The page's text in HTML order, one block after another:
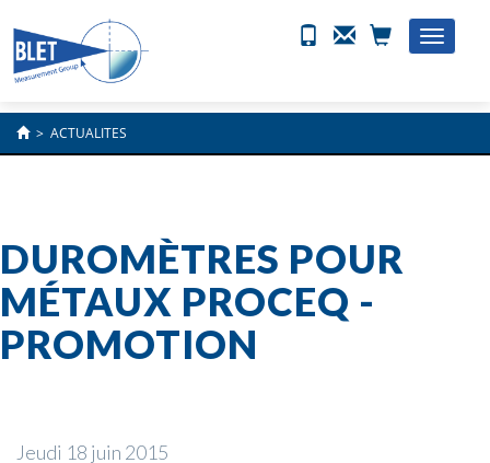
Toggle
> ACTUALITES
DUROMÈTRES POUR
MÉTAUX PROCEQ -
PROMOTION
Jeudi 18 juin 2015